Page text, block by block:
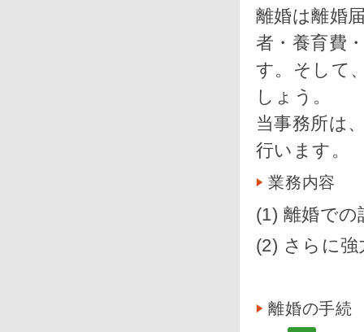
離婚は離婚
者・養育費
す。そして
しょう。
当事務所は
行います。
業務内容
(1) 離婚で
(2) さらに
離婚の手続